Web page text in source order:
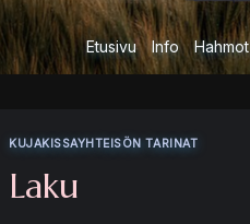
Etusivu Info Hahmot
KUJAKISSAYHTEISÖN TARINAT
Laku